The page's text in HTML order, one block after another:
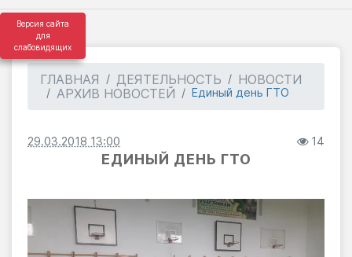
Версия сайта
для
слабовидящих
ГЛАВНАЯ ДЕЯТЕЛЬНОСТЬ
НОВОСТИ
АРХИВ НОВОСТЕЙ
Единый день ГТО
29.03.2018 13:00 14
ЕДИНЫЙ ДЕНЬ ГТО